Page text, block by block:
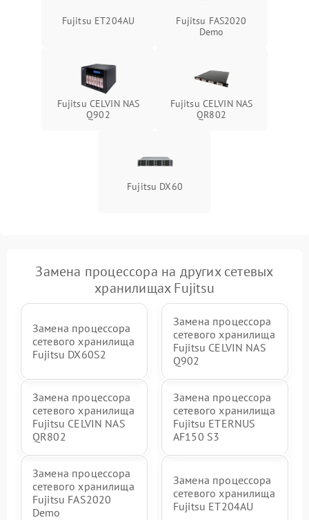
Fujitsu ET204AU
Fujitsu FAS2020
Demo
Fujitsu CELVIN NAS
Q902
Fujitsu CELVIN NAS
QR802
Fujitsu DX60
Замена процессора на других сетевых
хранилищах Fujitsu
Замена процессора
сетевого хранилища
Fujitsu DX60S2
Замена процессора
сетевого хранилища
Fujitsu CELVIN NAS
Q902
Замена процессора
сетевого хранилища
Fujitsu CELVIN NAS
QR802
Замена процессора
сетевого хранилища
Fujitsu ETERNUS
AF150 S3
Замена процессора
сетевого хранилища
Fujitsu FAS2020
Demo
Замена процессора
сетевого хранилища
Fujitsu ET204AU